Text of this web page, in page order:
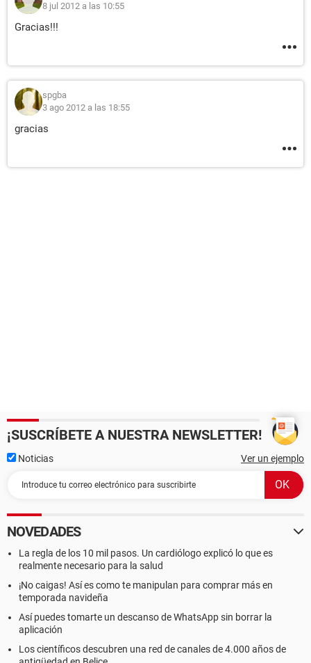
8 jul 2012 a las 10:55
Gracias!!!
spgba
3 ago 2012 a las 18:55
gracias
¡SUSCRÍBETE A NUESTRA NEWSLETTER!
Noticias Ver un ejemplo
NOVEDADES
La regla de los 10 mil pasos. Un cardiólogo explicó lo que es
realmente necesario para la salud
¡No caigas! Así es como te manipulan para comprar más en
temporada navideña
Así puedes tomarte un descanso de WhatsApp sin borrar la
aplicación
Los científicos descubren una red de canales de 4.000 años de